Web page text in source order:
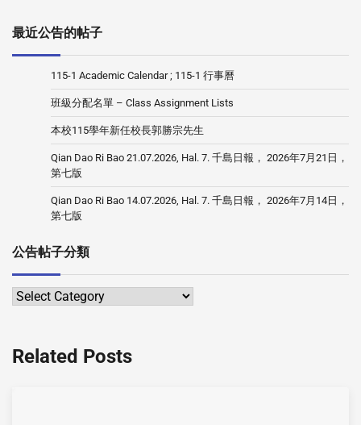
最近公告的帖子
115-1 Academic Calendar ; 115-1 行事曆
班級分配名單 – Class Assignment Lists
本校115學年新任校長郭勝宗先生
Qian Dao Ri Bao 21.07.2026, Hal. 7. 千島日報， 2026年7月21日，
第七版
Qian Dao Ri Bao 14.07.2026, Hal. 7. 千島日報， 2026年7月14日，
第七版
公告帖子分類
Related Posts